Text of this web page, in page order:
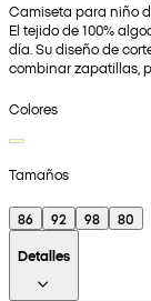
Camiseta para niño
El tejido de 100%
día. Su diseño de
combinar zapatillas,
Colores
Tamaños
86 92 98
80
Detalles